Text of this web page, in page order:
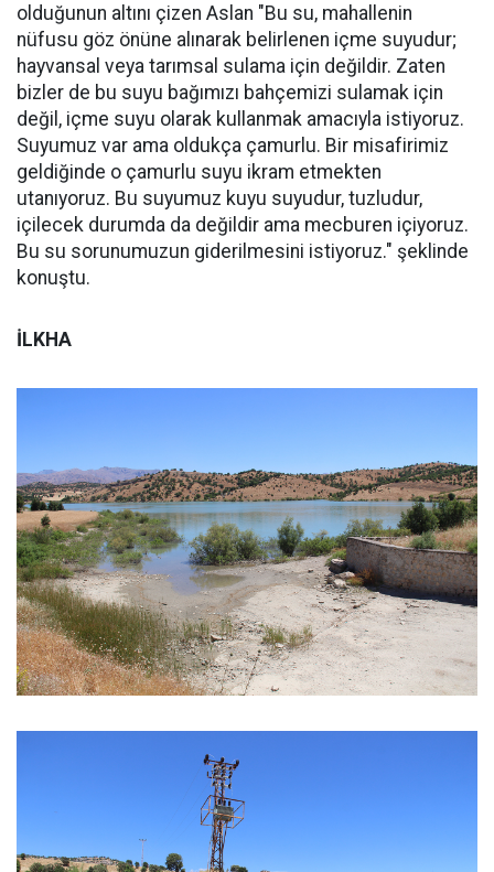
olduğunun altını çizen Aslan "Bu su, mahallenin
nüfusu göz önüne alınarak belirlenen içme suyudur;
hayvansal veya tarımsal sulama için değildir. Zaten
bizler de bu suyu bağımızı bahçemizi sulamak için
değil, içme suyu olarak kullanmak amacıyla istiyoruz.
Suyumuz var ama oldukça çamurlu. Bir misafirimiz
geldiğinde o çamurlu suyu ikram etmekten
utanıyoruz. Bu suyumuz kuyu suyudur, tuzludur,
içilecek durumda da değildir ama mecburen içiyoruz.
Bu su sorunumuzun giderilmesini istiyoruz." şeklinde
konuştu.
İLKHA